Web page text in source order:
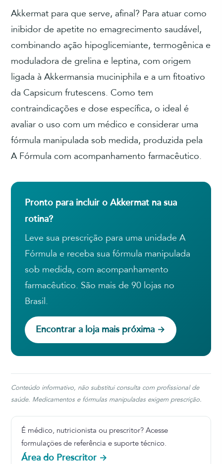
Akkermat para que serve, afinal? Para atuar como
inibidor de apetite no emagrecimento saudável,
combinando ação hipoglicemiante, termogênica e
moduladora de grelina e leptina, com origem
ligada à Akkermansia muciniphila e a um fitoativo
da Capsicum frutescens. Como tem
contraindicações e dose específica, o ideal é
avaliar o uso com um médico e considerar uma
fórmula manipulada sob medida, produzida pela
A Fórmula com acompanhamento farmacêutico.
Pronto para incluir o Akkermat na sua
rotina?
Leve sua prescrição para uma unidade A
Fórmula e receba sua fórmula manipulada
sob medida, com acompanhamento
farmacêutico. São mais de 90 lojas no
Brasil.
Encontrar a loja mais próxima →
Conteúdo informativo, não substitui consulta com profissional de
saúde. Medicamentos e fórmulas manipuladas exigem prescrição.
É médico, nutricionista ou prescritor? Acesse
formulações de referência e suporte técnico.
Área do Prescritor →